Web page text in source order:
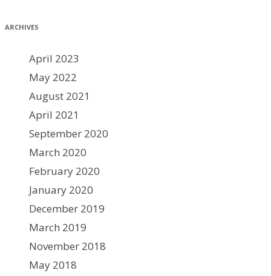
ARCHIVES
April 2023
May 2022
August 2021
April 2021
September 2020
March 2020
February 2020
January 2020
December 2019
March 2019
November 2018
May 2018